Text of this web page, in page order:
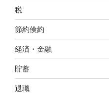
税
節約倹約
経済・金融
貯蓄
退職